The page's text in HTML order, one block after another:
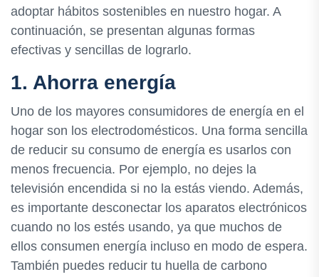
adoptar hábitos sostenibles en nuestro hogar. A
continuación, se presentan algunas formas
efectivas y sencillas de lograrlo.
1. Ahorra energía
Uno de los mayores consumidores de energía en el
hogar son los electrodomésticos. Una forma sencilla
de reducir su consumo de energía es usarlos con
menos frecuencia. Por ejemplo, no dejes la
televisión encendida si no la estás viendo. Además,
es importante desconectar los aparatos electrónicos
cuando no los estés usando, ya que muchos de
ellos consumen energía incluso en modo de espera.
También puedes reducir tu huella de carbono